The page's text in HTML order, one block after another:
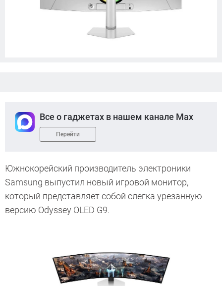
Все о гаджетах в нашем канале Max
Перейти
Южнокорейский производитель электроники
Samsung выпустил новый игровой монитор,
который представляет собой слегка урезанную
версию Odyssey OLED G9.